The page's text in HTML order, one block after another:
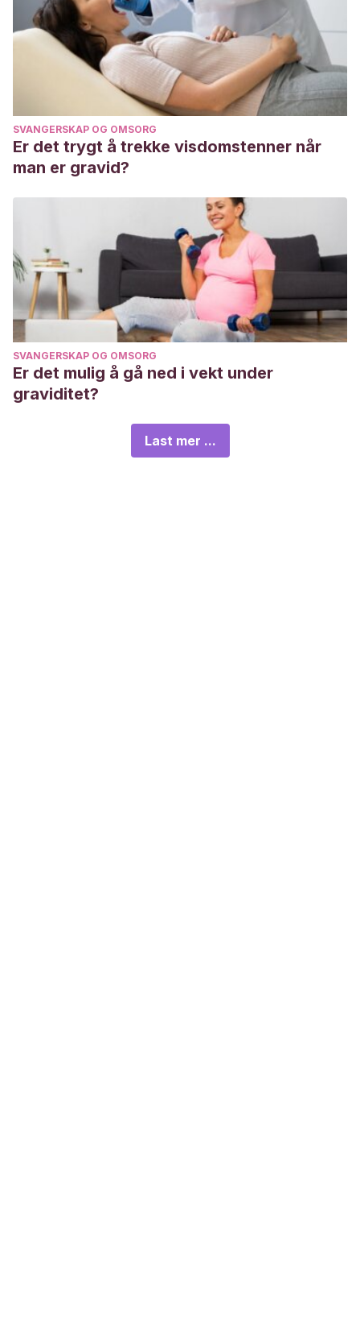
SVANGERSKAP OG OMSORG
Er det trygt å trekke visdomstenner når
man er gravid?
SVANGERSKAP OG OMSORG
Er det mulig å gå ned i vekt under
graviditet?
Last mer ...